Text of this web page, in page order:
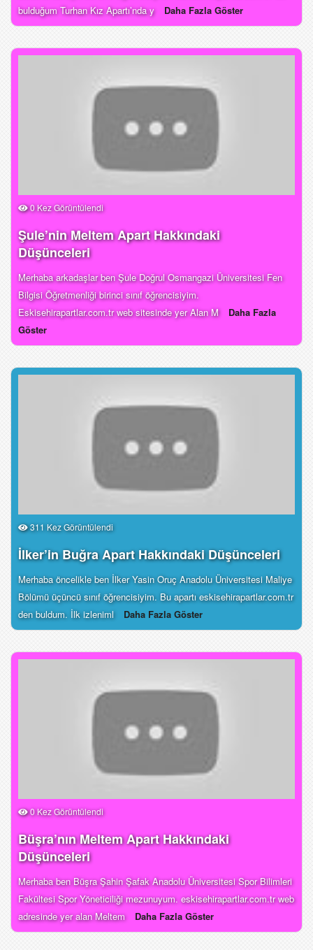
bulduğum Turhan Kız Apartı’nda y
Daha Fazla Göster
0 Kez Görüntülendi
Şule’nin Meltem Apart Hakkındaki
Düşünceleri
Merhaba arkadaşlar ben Şule Doğrul Osmangazi Üniversitesi Fen
Bilgisi Öğretmenliği birinci sınıf öğrencisiyim.
Eskisehirapartlar.com.tr web sitesinde yer Alan M
Daha Fazla
Göster
311 Kez Görüntülendi
İlker’in Buğra Apart Hakkındaki Düşünceleri
Merhaba öncelikle ben İlker Yasin Oruç Anadolu Üniversitesi Maliye
Bölümü üçüncü sınıf öğrencisiyim. Bu apartı eskisehirapartlar.com.tr
den buldum. İlk izleniml
Daha Fazla Göster
0 Kez Görüntülendi
Büşra’nın Meltem Apart Hakkındaki
Düşünceleri
Merhaba ben Büşra Şahin Şafak Anadolu Üniversitesi Spor Bilimleri
Fakültesi Spor Yöneticiliği mezunuyum. eskisehirapartlar.com.tr web
adresinde yer alan Meltem
Daha Fazla Göster